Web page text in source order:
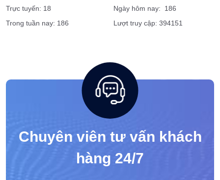
Trực tuyến: 18
Ngày hôm nay: 186
Lượt truy cập: 394151